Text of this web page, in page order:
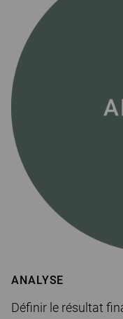
ANALYSE
Définir le résultat